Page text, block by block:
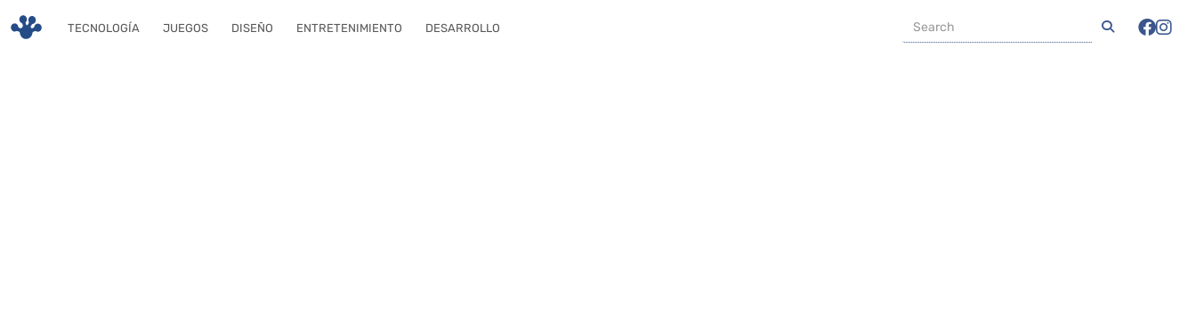
TECNOLOGÍA JUEGOS DISEÑO ENTRETENIMIENTO DESARROLLO